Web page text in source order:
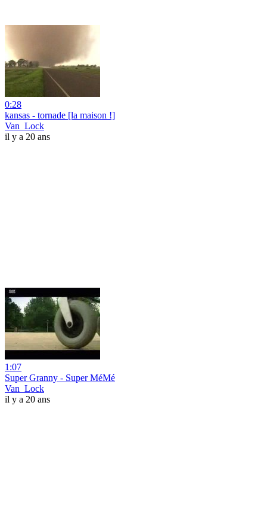
0:28
kansas - tornade [la maison !]
Van_Lock
il y a 20 ans
1:07
Super Granny - Super MéMé
Van_Lock
il y a 20 ans